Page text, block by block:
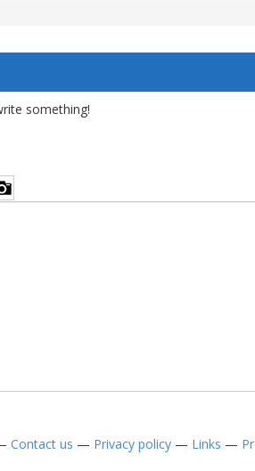
something!
Contact us — Privacy policy— Links —